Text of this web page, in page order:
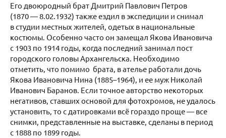
Его двоюродный брат Дмитрий Павлович Петров
(1870 — 8.02.1932) также ездил в экспедиции и снимал
в студии местных жителей, одетых в национальные
костюмы. Особенно часто он замещал Якова Ивановича
с 1903 по 1914 годы, когда последний занимал пост
городского головы Архангельска. Необходимо
отметить, что помимо брата, в ателье работали дочь
Якова Ивановича Нина (1885–1964), и ее муж Николай
Иванович Баранов. Если точное авторство некоторых
негативов, ставших основой для фотохромов, не удалось
установить, то с датировками всё гораздо проще — все
снимки, представленные на выставке, сделаны в период
с 1888 по 1899 годы.